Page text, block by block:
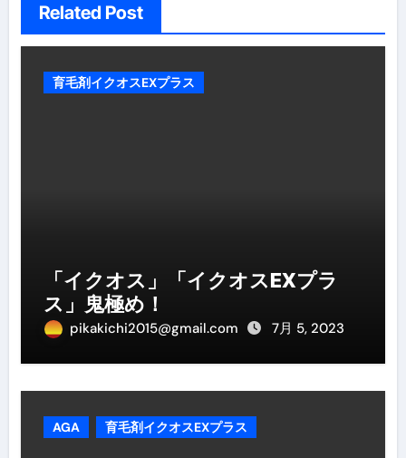
Related Post
育毛剤イクオスEXプラス
「イクオス」「イクオスEXプラ
ス」鬼極め！
pikakichi2015@gmail.com 7月 5, 2023
AGA 育毛剤イクオスEXプラス